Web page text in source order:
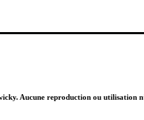
Aucune reproduction ou